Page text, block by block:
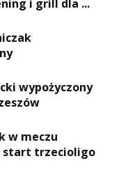
i grill dla ...
wypożyczony
w meczu
start trzecioligo